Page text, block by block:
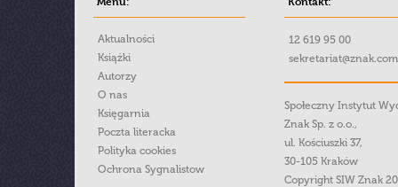
Aktualności
Książki
Autorzy
O nas
Księgarnia
Poczta literacka
Polityka cookies
Ochrona Sygnalistow
12 619 95 00
Społeczny Instytut
Znak Sp. z o.o.,
ul. Kościuszki 37,
30-105 Kraków
Copyright SIW Znak